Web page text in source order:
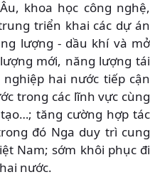
khoa học công nghệ,
triển khai các dự án
lượng - dầu khí và mở
mới, năng lượng tái
hai nước tiếp cận
trong các lĩnh vực cùng
tăng cường hợp tác
đó Nga duy trì cung
Nam; sớm khôi phục đi
nước.